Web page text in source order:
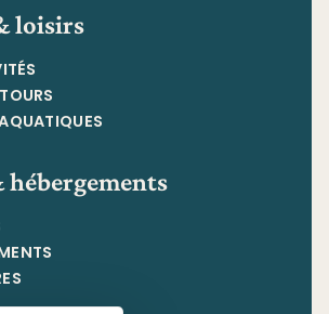
loisirs